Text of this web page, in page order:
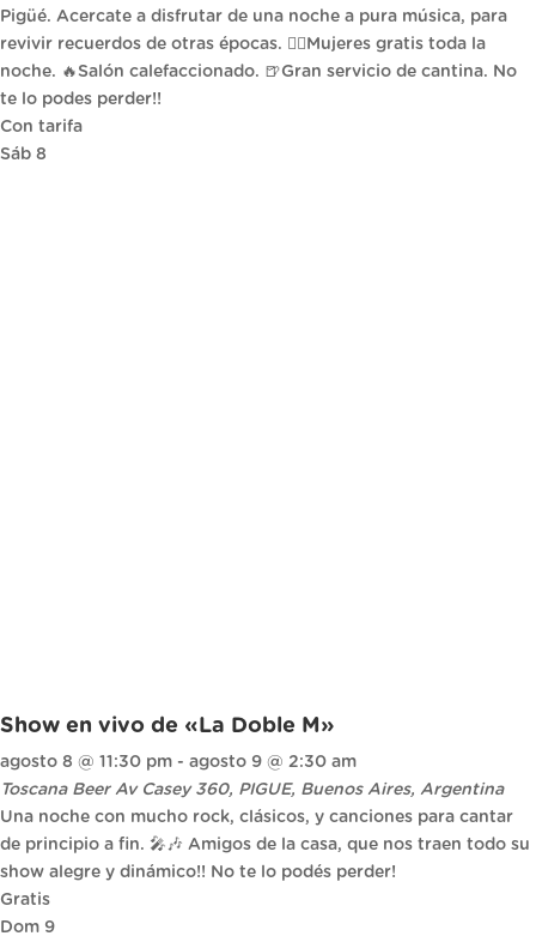
Pigüé. Acercate a disfrutar de una noche a pura música, para
revivir recuerdos de otras épocas. 🙎‍♀️Mujeres gratis toda la
noche. 🔥Salón calefaccionado. 🍺Gran servicio de cantina. No
te lo podes perder!!
Con tarifa
Sáb 8
Show en vivo de «La Doble M»
agosto 8 @ 11:30 pm - agosto 9 @ 2:30 am
Toscana Beer Av Casey 360, PIGUE, Buenos Aires, Argentina
Una noche con mucho rock, clásicos, y canciones para cantar
de principio a fin. 🎤🎶 Amigos de la casa, que nos traen todo su
show alegre y dinámico!! No te lo podés perder!
Gratis
Dom 9